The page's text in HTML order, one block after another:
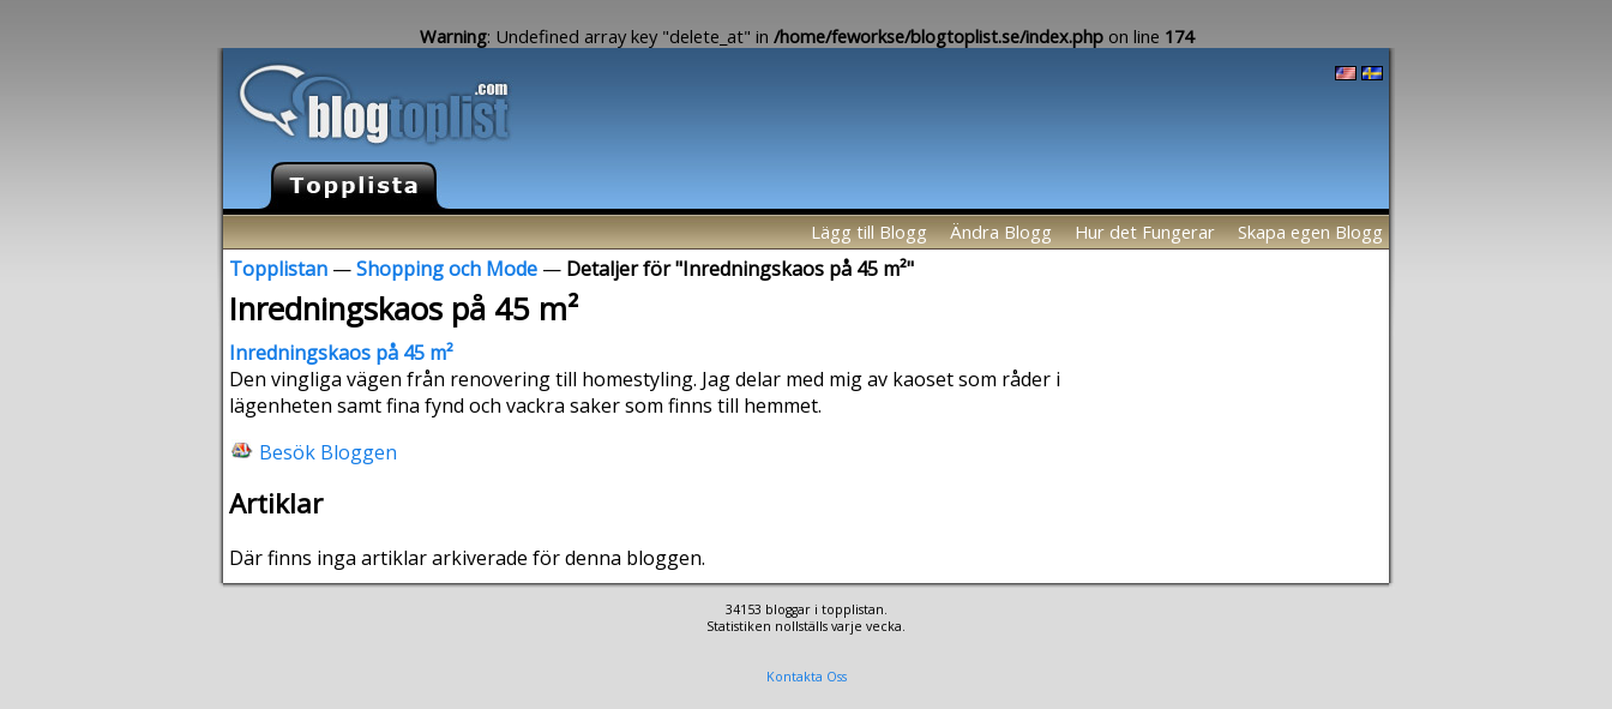
Warning: Undefined array key "delete_at" in /home/feworkse/blogtoplist.se/index.phpon line 174
Lägg till Blogg Ändra Blogg Hur det Fungerar Skapa egen Blogg
Topplistan —Shopping och Mode — Detaljer för "Inredningskaos på 45 m²"
Inredningskaos på 45 m²
Inredningskaos på 45 m²
Den vingliga vägen från renovering till homestyling. Jag delar med mig av kaoset som råder i
lägenheten samt fina fynd och vackra saker som finns till hemmet.
Besök Bloggen
Artiklar
Där finns inga artiklar arkiverade för denna bloggen.
34153 bloggar i topplistan.
Statistiken nollställs varje vecka.
Kontakta Oss